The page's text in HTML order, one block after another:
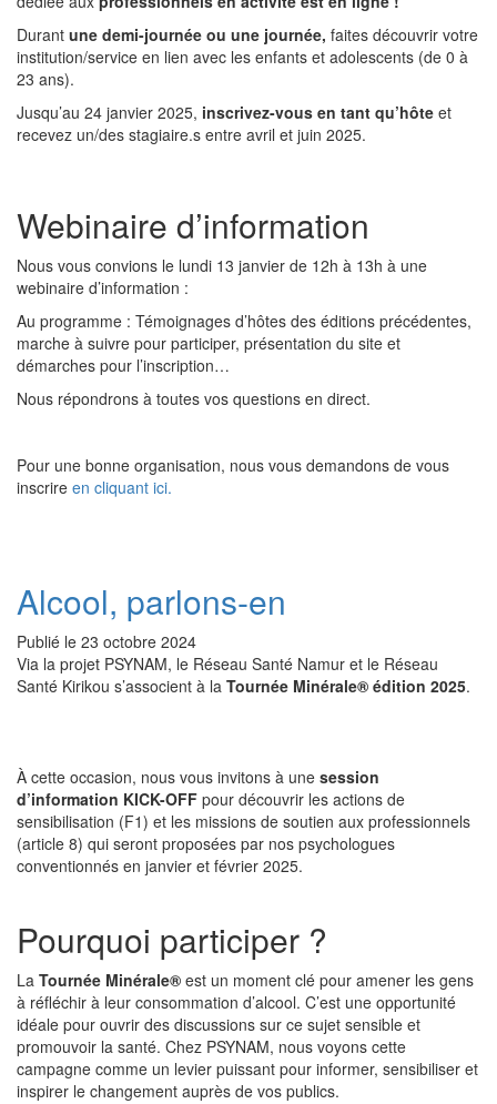
Durant une demi-journée ou une journée, faites découvrir votre
institution/service en lien avec les enfants et adolescents (de 0 à
23 ans).
Jusqu’au 24 janvier 2025, inscrivez-vous en tant qu’hôte et
recevez un/des stagiaire.s entre avril et juin 2025.
Webinaire d’information
Nous vous convions le lundi 13 janvier de 12h à 13h à une
webinaire d’information :
Au programme : Témoignages d’hôtes des éditions précédentes,
marche à suivre pour participer, présentation du site et
démarches pour l’inscription…
Nous répondrons à toutes vos questions en direct.
Pour une bonne organisation, nous vous demandons de vous
inscrire en cliquant ici.
Alcool, parlons-en
Publié le 23 octobre 2024
Via la projet PSYNAM, le Réseau Santé Namur et le Réseau
Santé Kirikou s’associent à la Tournée Minérale® édition 2025.
À cette occasion, nous vous invitons à une session
d’information KICK-OFF pour découvrir les actions de
sensibilisation (F1) et les missions de soutien aux professionnels
(article 8) qui seront proposées par nos psychologues
conventionnés en janvier et février 2025.
Pourquoi participer ?
La Tournée Minérale® est un moment clé pour amener les gens
à réfléchir à leur consommation d’alcool. C’est une opportunité
idéale pour ouvrir des discussions sur ce sujet sensible et
promouvoir la santé. Chez PSYNAM, nous voyons cette
campagne comme un levier puissant pour informer, sensibiliser et
inspirer le changement auprès de vos publics.